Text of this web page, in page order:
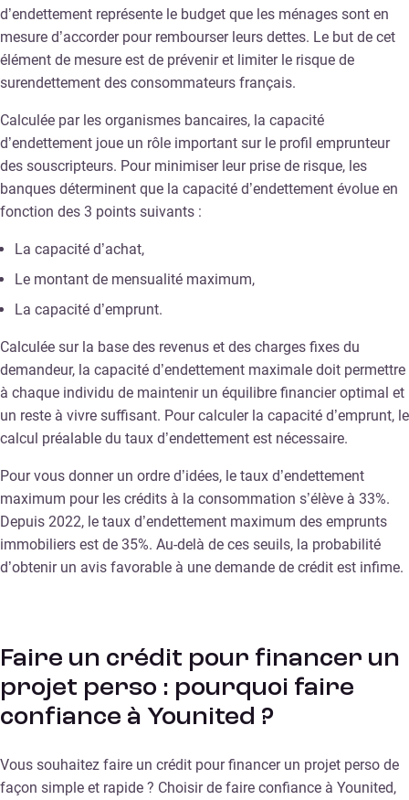
d’endettement représente le budget que les ménages sont en
mesure d’accorder pour rembourser leurs dettes. Le but de cet
élément de mesure est de prévenir et limiter le risque de
surendettement des consommateurs français.
Calculée par les organismes bancaires, la capacité
d’endettement joue un rôle important sur le profil emprunteur
des souscripteurs. Pour minimiser leur prise de risque, les
banques déterminent que la capacité d’endettement évolue en
fonction des 3 points suivants :
La capacité d’achat,
Le montant de mensualité maximum,
La capacité d’emprunt.
Calculée sur la base des revenus et des charges fixes du
demandeur, la capacité d’endettement maximale doit permettre
à chaque individu de maintenir un équilibre financier optimal et
un reste à vivre suffisant. Pour calculer la capacité d’emprunt, le
calcul préalable du taux d’endettement est nécessaire.
Pour vous donner un ordre d’idées, le taux d’endettement
maximum pour les crédits à la consommation s’élève à 33%.
Depuis 2022, le taux d’endettement maximum des emprunts
immobiliers est de 35%. Au-delà de ces seuils, la probabilité
d’obtenir un avis favorable à une demande de crédit est infime.
Faire un crédit pour financer un
projet perso : pourquoi faire
confiance à Younited ?
Vous souhaitez faire un crédit pour financer un projet perso de
façon simple et rapide ? Choisir de faire confiance à Younited,